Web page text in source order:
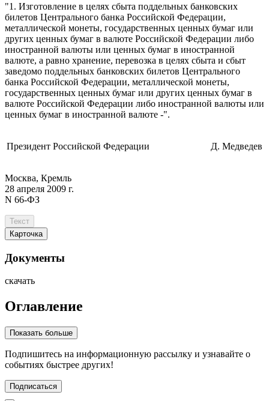
"1. Изготовление в целях сбыта поддельных банковских
билетов Центрального банка Российской Федерации,
металлической монеты, государственных ценных бумаг или
других ценных бумаг в валюте Российской Федерации либо
иностранной валюты или ценных бумаг в иностранной
валюте, а равно хранение, перевозка в целях сбыта и сбыт
заведомо поддельных банковских билетов Центрального
банка Российской Федерации, металлической монеты,
государственных ценных бумаг или других ценных бумаг в
валюте Российской Федерации либо иностранной валюты или
ценных бумаг в иностранной валюте -".
Президент Российской Федерации Д. Медведев
Москва, Кремль
28 апреля 2009 г.
N 66-ФЗ
Текст
Карточка
Документы
скачать
Оглавление
Показать больше
Подпишитесь на информационную рассылку и узнавайте о
событиях быстрее других!
Подписаться